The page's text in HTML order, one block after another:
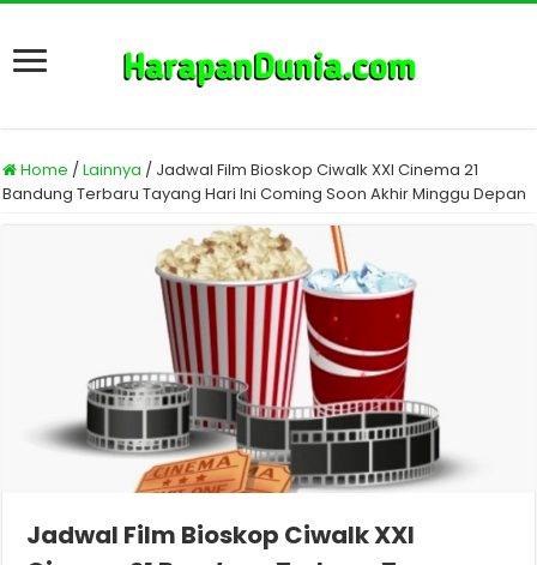
Home /Lainnya / Jadwal Film Bioskop Ciwalk XXI Cinema 21
Bandung Terbaru Tayang Hari Ini Coming Soon Akhir Minggu Depan
Jadwal Film Bioskop Ciwalk XXI